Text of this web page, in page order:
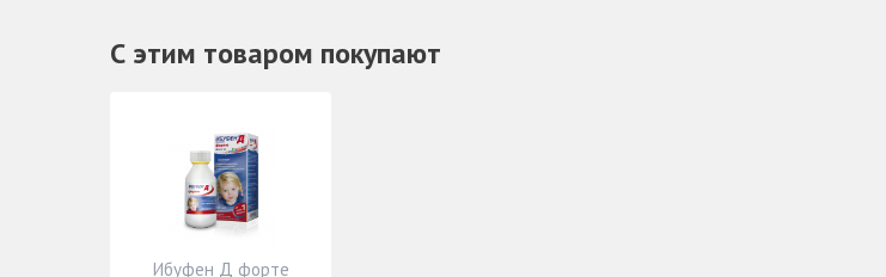
С этим товаром покупают
Ибуфен Д форте